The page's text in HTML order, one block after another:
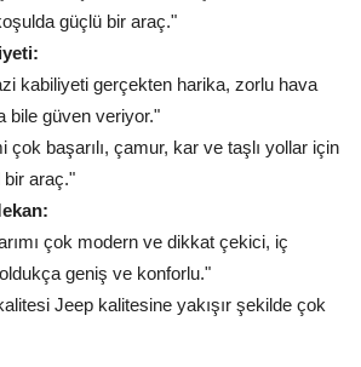
güçlü bir araç."
kabiliyeti gerçekten harika, zorlu hava
bile güven veriyor."
çok başarılı, çamur, kar ve taşlı yollar için
araç."
çok modern ve dikkat çekici, iç
geniş ve konforlu."
Jeep kalitesine yakışır şekilde çok